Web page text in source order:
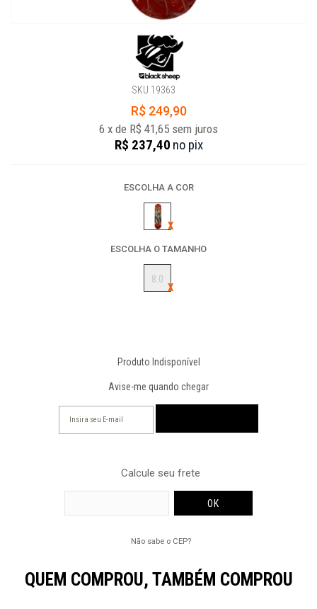
SKU 19363
R$ 249,90
6 x de R$ 41,65 sem juros
R$ 237,40 no pix
ESCOLHA A COR
ESCOLHA O TAMANHO
8.0
Produto Indisponível
Avise-me quando chegar
Calcule seu frete
Não sabe o CEP?
QUEM COMPROU, TAMBÉM COMPROU